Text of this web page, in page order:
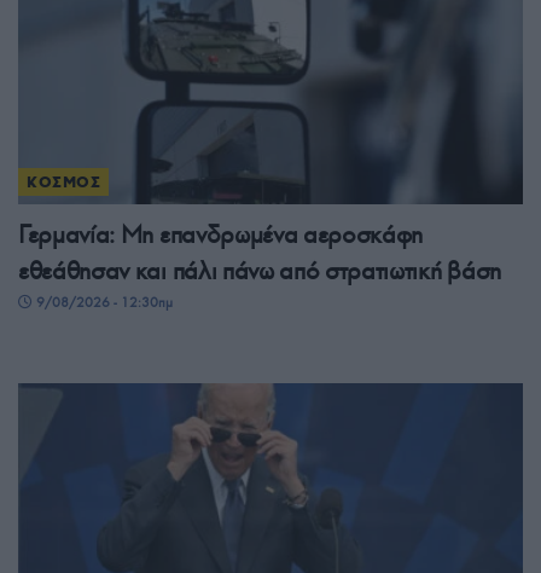
ΚΟΣΜΟΣ
Γερμανία: Μη επανδρωμένα αεροσκάφη
εθεάθησαν και πάλι πάνω από στρατιωτική βάση
9/08/2026 - 12:30πμ